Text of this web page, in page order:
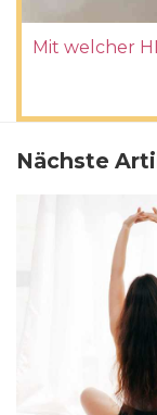
Mit welcher
Nächste